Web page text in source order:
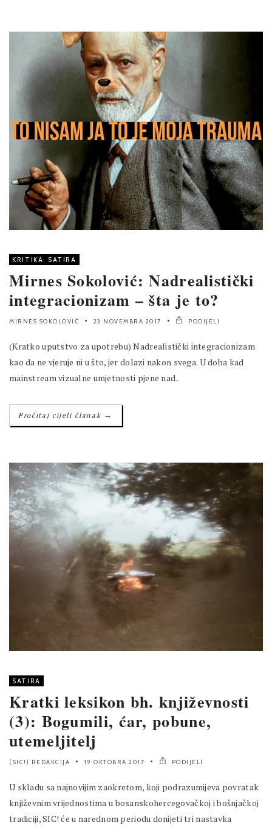
KRITIKA SATIRA
Mirnes Sokolović: Nadrealistički
integracionizam – šta je to?
MIRNES SOKOLOVIĆ 23 NOVEMBRA 2017 PODIJELI
(Kratko uputstvo za upotrebu) Nadrealistički integracionizam
kao da ne vjeruje ni u što, jer dolazi nakon svega. U doba kad
mainstream vizualne umjetnosti pjene nad..
Pročitaj cijeli članak →
SATIRA
Kratki leksikon bh. književnosti
(3): Bogumili, ćar, pobune,
utemeljitelj
(SIC!) REDAKCIJA 19 OKTOBRA 2017 PODIJELI
U skladu sa najnovijim zaokretom, koji podrazumijeva povratak
književnim vrijednostima u bosanskohercegovačkoj i bošnjačkoj
tradiciji, SIC! će u narednom periodu donijeti tri nastavka